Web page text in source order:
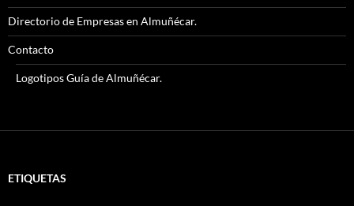
Directorio de Empresas en Almuñécar.
Contacto
Logotipos Guía de Almuñécar.
ETIQUETAS